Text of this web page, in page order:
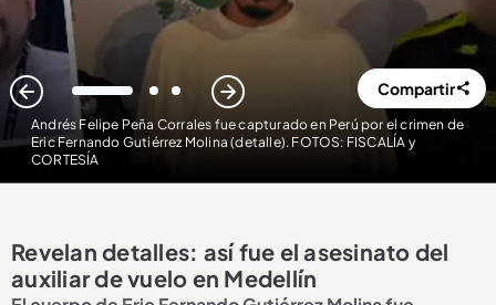
Andrés Felipe Peña Corrales fue capturado en Perú por el crimen de
Eric Fernando Gutiérrez Molina (detalle). FOTOS: FISCALÍA y
CORTESÍA
1 2 3 Compartir
Revelan detalles: así fue el asesinato del
auxiliar de vuelo en Medellín